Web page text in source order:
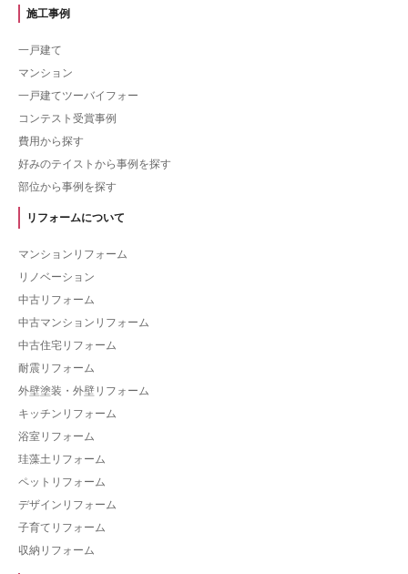
施工事例
一戸建て
マンション
一戸建てツーバイフォー
コンテスト受賞事例
費用から探す
好みのテイストから事例を探す
部位から事例を探す
リフォームについて
マンションリフォーム
リノベーション
中古リフォーム
中古マンションリフォーム
中古住宅リフォーム
耐震リフォーム
外壁塗装・外壁リフォーム
キッチンリフォーム
浴室リフォーム
珪藻土リフォーム
ペットリフォーム
デザインリフォーム
子育てリフォーム
収納リフォーム